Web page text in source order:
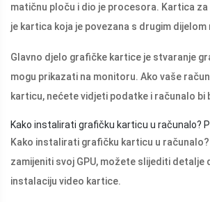
matičnu ploču i dio je procesora. Kartica
je kartica koja je povezana s drugim dijelom
Glavno djelo grafičke kartice je stvaranje
mogu prikazati na monitoru. Ako vaše
karticu, nećete vidjeti podatke i računalo bi
Kako instalirati grafičku karticu u računalo?
Kako instalirati grafičku karticu u
zamijeniti svoj GPU, možete slijediti detalje
instalaciju video kartice.